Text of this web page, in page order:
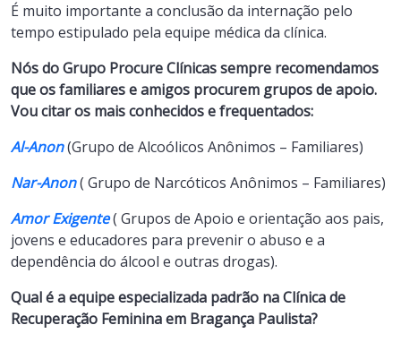
É muito importante a conclusão da internação pelo
tempo estipulado pela equipe médica da clínica.
Nós do Grupo Procure Clínicas sempre recomendamos
que os familiares e amigos procurem grupos de apoio.
Vou citar os mais conhecidos e frequentados:
Al-Anon(Grupo de Alcoólicos Anônimos – Familiares)
Nar-Anon( Grupo de Narcóticos Anônimos – Familiares)
Amor Exigente( Grupos de Apoio e orientação aos pais,
jovens e educadores para prevenir o abuso e a
dependência do álcool e outras drogas).
Qual é a equipe especializada padrão na Clínica de
Recuperação Feminina em Bragança Paulista?